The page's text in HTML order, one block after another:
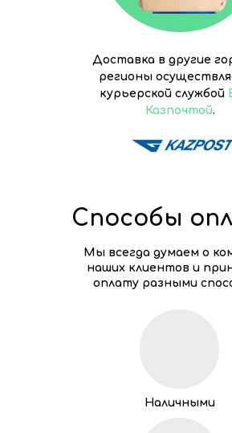
Доставка в другие
регионы
курьерской службой
Казпочтой.
Наличными
Способы
Мы всегда думаем о
наших клиентов и
оплату разными